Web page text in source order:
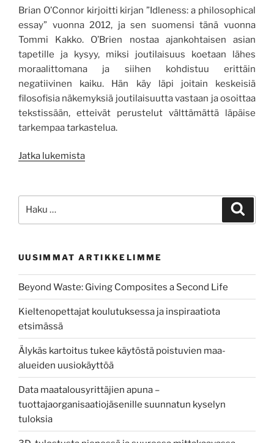
Brian O’Connor kirjoitti kirjan ”Idleness: a philosophical
essay” vuonna 2012, ja sen suomensi tänä vuonna
Tommi Kakko. O’Brien nostaa ajankohtaisen asian
tapetille ja kysyy, miksi joutilaisuus koetaan lähes
moraalittomana ja siihen kohdistuu erittäin
negatiivinen kaiku. Hän käy läpi joitain keskeisiä
filosofisia näkemyksiä joutilaisuutta vastaan ja osoittaa
tekstissään, etteivät perustelut välttämättä läpäise
tarkempaa tarkastelua.
Jatka lukemista”Joutilaisuus,
UUSIMMAT ARTIKKELIMME
Beyond Waste: Giving Composites a Second Life
Kieltenopettajat koulutuksessa ja inspiraatiota
etsimässä
Älykäs kartoitus tukee käytöstä poistuvien maa-
alueiden uusiokäyttöä
Data maatalousyrittäjien apuna –
tuottajaorganisaatiojäsenille suunnatun kyselyn
tuloksia